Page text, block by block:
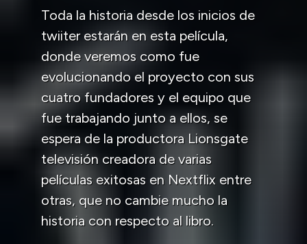
Toda la historia desde los inicios de
twiiter estarán en esta película,
donde veremos como fue
evolucionando el proyecto con sus
cuatro fundadores y el equipo que
fue trabajando junto a ellos, se
espera de la productora Lionsgate
televisión creadora de varias
películas exitosas en Nextflix entre
otras, que no cambie mucho la
historia con respecto al libro.